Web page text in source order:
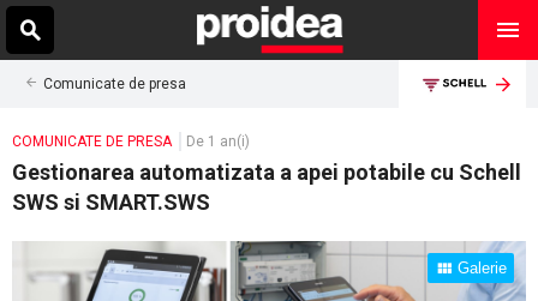
Comunicate de presa
COMUNICATE DE PRESA De 1 an(i)
Gestionarea automatizata a apei potabile cu Schell
SWS si SMART.SWS
Galerie